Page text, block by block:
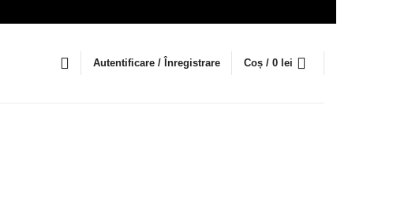
Autentificare / Înregistrare Coș / 0 lei